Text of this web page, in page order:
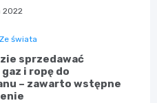
2022
Ze świata
sprzedawać
i ropę do
– zawarto wstępne